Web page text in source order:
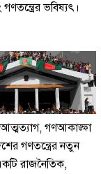
ভবিষ্যৎ।
গণআকাঙ্ক্ষা
গণতন্ত্রের নতুন
রাজনৈতিক,